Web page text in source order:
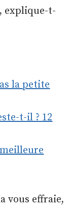
explique-t-
la petite
t-il ? 12
vous effraie,